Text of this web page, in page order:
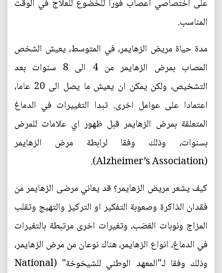
على اختصاصي ‫اعصاب فورا للخضوع للعلاج في الوقت
المناسب.
مدة حياة مريض الزهايمر، في المتوسط، يعيش الشخص
المصاب بمرض الزهايمر من 4 الى 8 سنوات بعد
التشخيص، ولكن يمكن ان يعيش ما يصل الى 20 عاما،
اعتمادا على عوامل اخرى. تبدا التغييرات في الدماغ
المتعلقة بمرض الزهايمر قبل ظهور اي علامات للمرض
بسنوات، وذلك وفقا لرابطة مرض الزهايمر
(Alzheimer’s Association).
كيف يشعر مريض الزهايمر؟ قد يعاني مرضى الزهايمر من
فقدان الذاكرة وصعوبة التفكير او التركيز والتهيج وتقلب
المزاج ونوبات الغضب، وتغيرات اخرى مرتبطة بالتغيرات
في الدماغ، انواع الزهايمر، هناك نوعان من مرض الزهايمر،
وذلك وفقا لـ"المعهد الوطني للشيخوخة" (National